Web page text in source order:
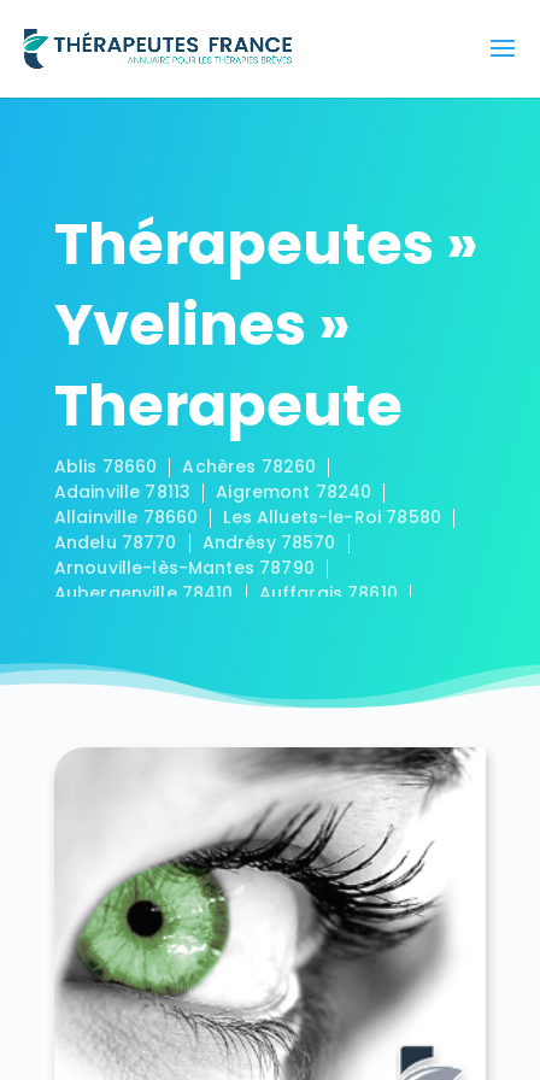
Thérapeutes »
Yvelines »
Therapeute
Ablis 78660
Achères 78260
Adainville 78113
Aigremont 78240
Allainville 78660
Les Alluets-le-Roi 78580
Andelu 78770
Andrésy 78570
Arnouville-lès-Mantes 78790
Aubergenville 78410
Auffargis 78610
Autouillet 78770
Bazainville 78550
Bazemont 78580
Béhoust 78910
Bennecourt 78270
Beynes 78650
Blaru 78270
Boinville-en-Mantois 78930
Boinville-le-Gaillard 78660
Boinvilliers 78200
Bois-d'Arcy 78390
Boissets 78910
La Boissière-École 78125
Boissy-Mauvoisin 78200
Boissy-sans-Avoir 78490
Bonnelles 78830
Bonnières-sur-Seine 78270
Bouafle 78410
Bougival 78380
Bourdonné 78113
Breuil-Bois-Robert 78930
Bréval 78980
Les Bréviaires 78610
Brueil-en-Vexin 78440
Buc 78530
Buchelay 78200
Bullion 78830
Carrières-sous-Poissy 78955